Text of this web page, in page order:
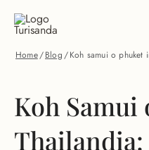
Home/Blog/Koh samui o phuket
Koh Samui